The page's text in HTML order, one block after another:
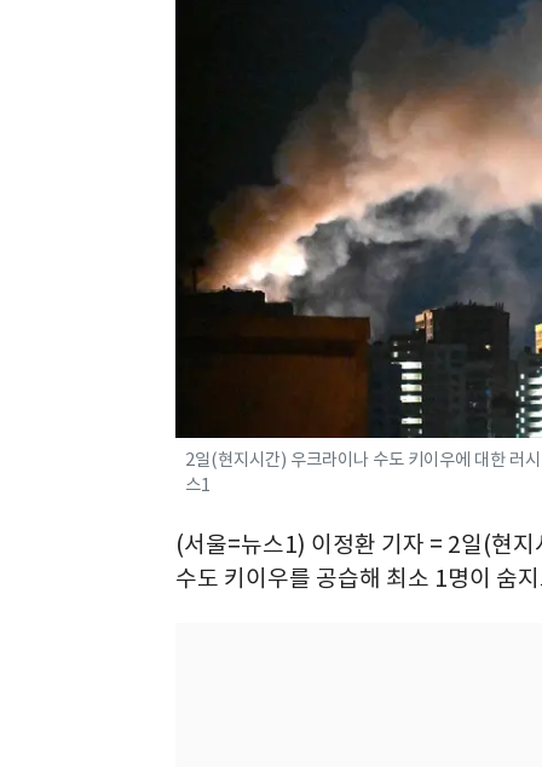
2일(현지시간) 우크라이나 수도 키이우에 대한 러
스1
(서울=뉴스1) 이정환 기자 = 2일(현
수도 키이우를 공습해 최소 1명이 숨